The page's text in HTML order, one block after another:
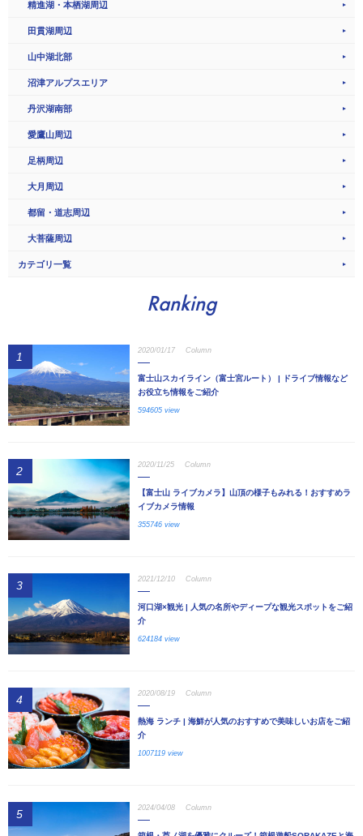
精進湖・本栖湖周辺
田貫湖周辺
山中湖北部
沼津アルプスエリア
丹沢湖南部
愛鷹山周辺
足柄周辺
大月周辺
都留・道志周辺
大菩薩周辺
カテゴリ一覧
Ranking
1 2020/01/17 Column
富士山スカイライン（富士宮ルート） | ドライブ情報など
お役立ち情報をご紹介
594605 view
2 2020/11/25 Column
【富士山 ライブカメラ】山頂の様子もみれる！おすすめラ
イブカメラ情報
355746 view
3 2021/12/10 Column
河口湖×観光 | 人気の名所やディープな観光スポットをご紹
介
624184 view
4 2020/08/19 Column
熱海 ランチ | 海鮮が人気のおすすめで美味しいお店をご紹
介
1007119 view
5 2024/04/08 Column